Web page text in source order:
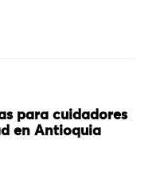
para cuidadores
en Antioquia